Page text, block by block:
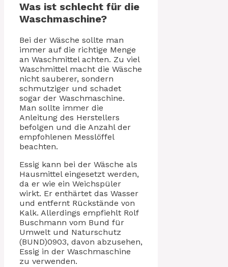
Was ist schlecht für die
Waschmaschine?
Bei der Wäsche sollte man
immer auf die richtige Menge
an Waschmittel achten. Zu viel
Waschmittel macht die Wäsche
nicht sauberer, sondern
schmutziger und schadet
sogar der Waschmaschine.
Man sollte immer die
Anleitung des Herstellers
befolgen und die Anzahl der
empfohlenen Messlöffel
beachten.
Essig kann bei der Wäsche als
Hausmittel eingesetzt werden,
da er wie ein Weichspüler
wirkt. Er enthärtet das Wasser
und entfernt Rückstände von
Kalk. Allerdings empfiehlt Rolf
Buschmann vom Bund für
Umwelt und Naturschutz
(BUND)0903, davon abzusehen,
Essig in der Waschmaschine
zu verwenden.